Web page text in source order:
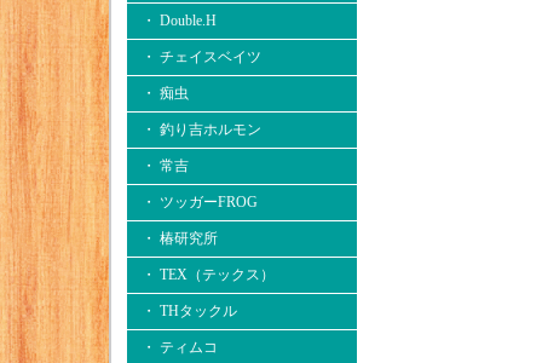
・ Double.H
・ チェイスベイツ
・ 痴虫
・ 釣り吉ホルモン
・ 常吉
・ ツッガーFROG
・ 椿研究所
・ TEX（テックス）
・ THタックル
・ ティムコ